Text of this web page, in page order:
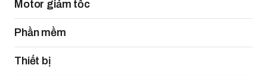
Motor giảm tốc
Phần mềm
Thiết bị